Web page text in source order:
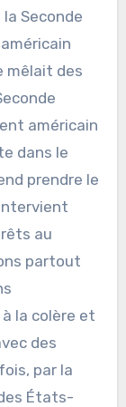
Seconde
mêlait des
américain
dans le
prendre le
au
partout
la colère et
des
par la
États-